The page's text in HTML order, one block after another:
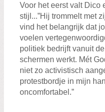
Voor het eerst valt Dico
stijl...”Hij trommelt met
vind het belangrijk dat
voelen
politiek bedrijft vanuit
schermen werkt. Mét
niet zo activistisch
protestbordje in mijn
oncomfortabel.”